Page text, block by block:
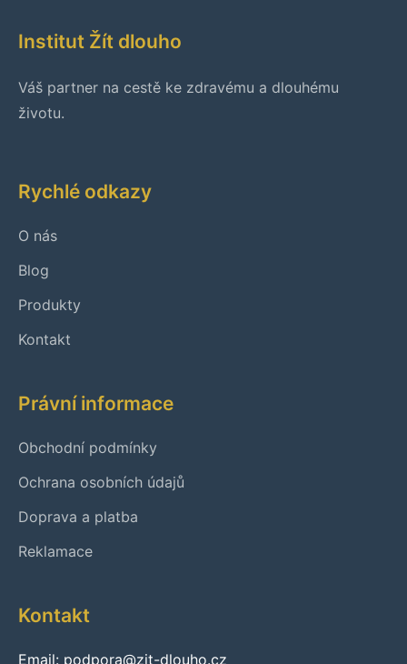
Institut Žít dlouho
Váš partner na cestě ke zdravému a dlouhému
životu.
Rychlé odkazy
O nás
Blog
Produkty
Kontakt
Právní informace
Obchodní podmínky
Ochrana osobních údajů
Doprava a platba
Reklamace
Kontakt
Email: podpora@zit-dlouho.cz